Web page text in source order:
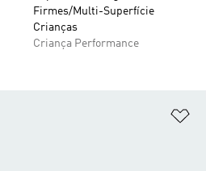
Firmes/Multi-Superfície
Crianças
Criança Performance